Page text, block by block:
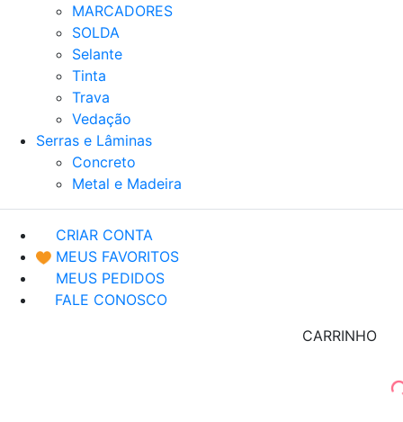
MARCADORES
SOLDA
Selante
Tinta
Trava
Vedação
Serras e Lâminas
Concreto
Metal e Madeira
CRIAR CONTA
MEUS FAVORITOS
MEUS PEDIDOS
FALE CONOSCO
CARRINHO